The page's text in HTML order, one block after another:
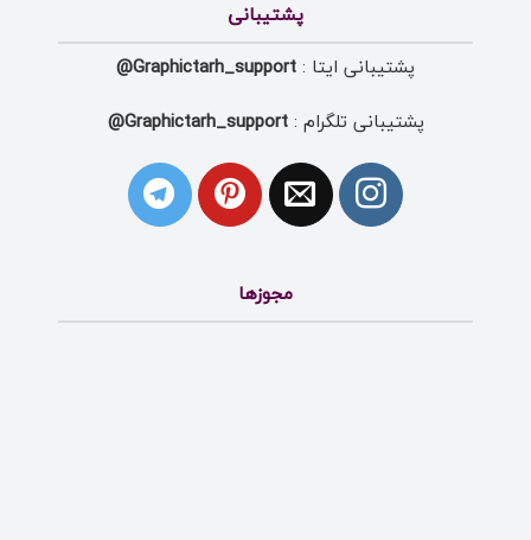
پشتیبانی
پشتیبانی ایتا : Graphictarh_support@
پشتیبانی تلگرام :Graphictarh_support@
مجوزها